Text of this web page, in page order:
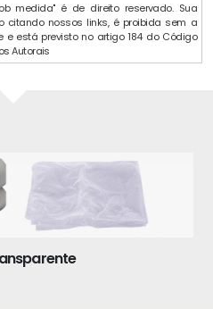
medida" é de direito reservado. Sua
citando nossos links, é proibida sem a
e está previsto no artigo 184 do Código
Autorais